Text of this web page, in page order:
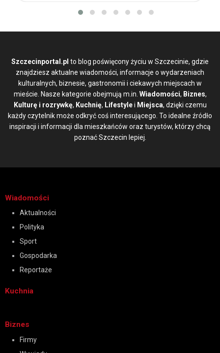
Szczecinportal.pl to blog poświęcony życiu w Szczecinie, gdzie
znajdziesz aktualne wiadomości, informacje o wydarzeniach
kulturalnych, biznesie, gastronomii i ciekawych miejscach w
mieście. Nasze kategorie obejmują m.in. Wiadomości, Biznes,
Kulturę i rozrywkę, Kuchnię, Lifestylei Miejsca, dzięki czemu
każdy czytelnik może odkryć coś interesującego. To idealne źródło
inspiracji i informacji dla mieszkańców oraz turystów, którzy chcą
poznać Szczecin lepiej.
Wiadomości
Aktualności
Polityka
Sport
Gospodarka
Reportaże
Kuchnia
Biznes
Firmy